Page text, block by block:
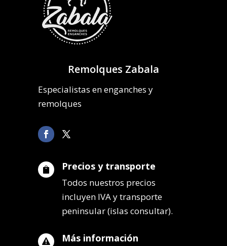
Remolques Zabala
Especialistas en enganches y
remolques
 Precios y transporte
Todos nuestros precios
incluyen IVA y transporte
peninsular (islas consultar).
 Más información